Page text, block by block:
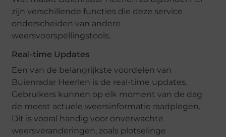
zijn verschillende functies die deze service
onderscheiden van andere
weersvoorspellingstools.
Real-time Updates
Een van de belangrijkste voordelen van
Buienradar Heerlen is de real-time updates.
Gebruikers kunnen op elk moment van de dag
de meest actuele weersinformatie raadplegen.
Dit is vooral handig voor onverwachte
weersveranderingen, zoals plotselinge